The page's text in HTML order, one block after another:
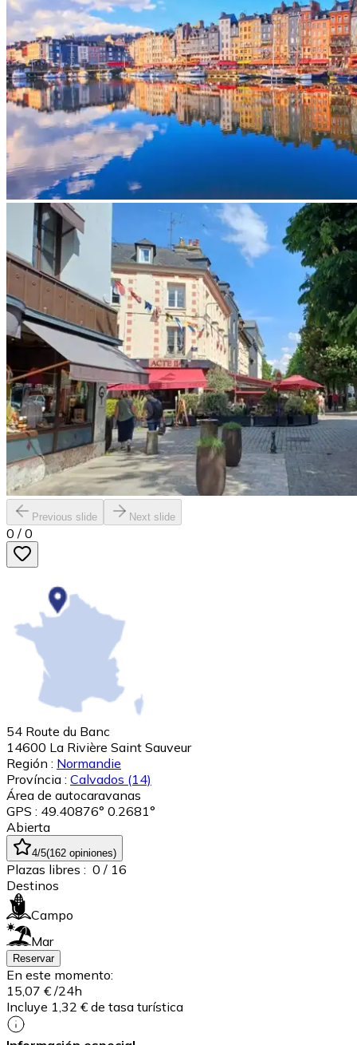
Previous slide Next slide
0 / 0
54 Route du Banc
14600 La Rivière Saint Sauveur
Región : Normandie
Província : Calvados (14)
Área de autocaravanas
GPS : 49.40876° 0.2681°
Abierta
4/5(162 opiniones)
Plazas libres : 0 / 16
Destinos
Campo
Mar
Reservar
En este momento:
15,07 € /24h
Incluye 1,32 € de tasa turística